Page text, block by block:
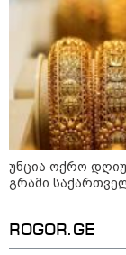
უნცია ოქრო
გრამი
ROGOR.GE